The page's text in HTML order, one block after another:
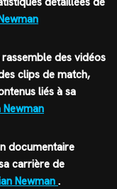
rassemble des vidéos
clips de match,
liés à sa
Newman
documentaire
carrière de
Newman.